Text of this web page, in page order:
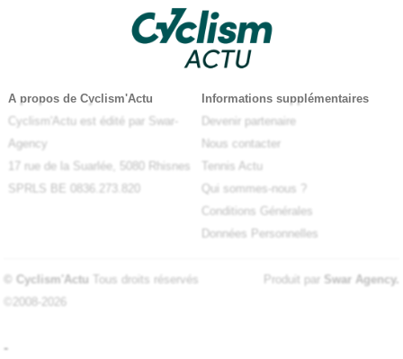
A propos de Cyclism'Actu
Cyclism'Actu est édité par Swar-
Agency
17 rue de la Suarlée, 5080 Rhisnes
SPRLS BE 0836.273.820
Informations supplémentaires
Devenir partenaire
Nous contacter
Tennis Actu
Qui sommes-nous ?
Conditions Générales
Données Personnelles
© Cyclism'Actu Tous droits réservés
©2008-2026
Produit par Swar Agency.
-